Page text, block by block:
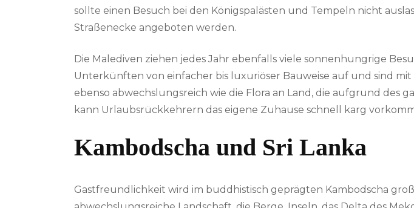
sollte einen Besuch bei den Königspalästen und Tempeln nicht
Straßenecke angeboten werden.
Die Malediven ziehen jedes Jahr ebenfalls viele sonnenhungrige
Unterkünften von einfacher bis luxuriöser Bauweise auf und sind
ebenso abwechslungsreich wie die Flora an Land, die aufgrund des
kann Urlaubsrückkehrern das eigene Zuhause schnell karg
Kambodscha und Sri Lanka
Gastfreundlichkeit wird im buddhistisch geprägten Kambodscha